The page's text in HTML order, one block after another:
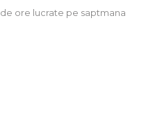
ore lucrate pe saptmana